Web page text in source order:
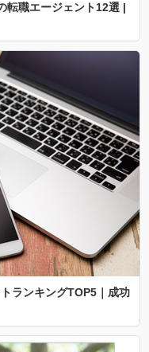
転職エージェント12選 |
ランキングTOP5｜成功